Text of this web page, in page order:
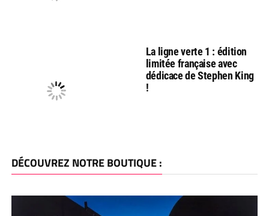
La ligne verte 1 : édition
limitée française avec
dédicace de Stephen King
!
DÉCOUVREZ NOTRE BOUTIQUE :